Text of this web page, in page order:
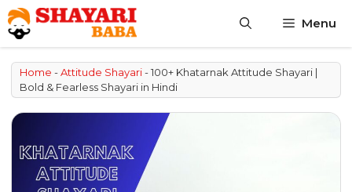
Skip
to
content
Menu
Home -Attitude Shayari-100+ Khatarnak Attitude Shayari |
Bold & Fearless Shayari in Hindi